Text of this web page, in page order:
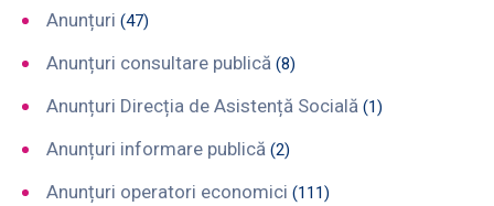
Anunțuri (47)
Anunțuri consultare publică (8)
Anunțuri Direcția de Asistență Socială (1)
Anunțuri informare publică (2)
Anunțuri operatori economici (111)